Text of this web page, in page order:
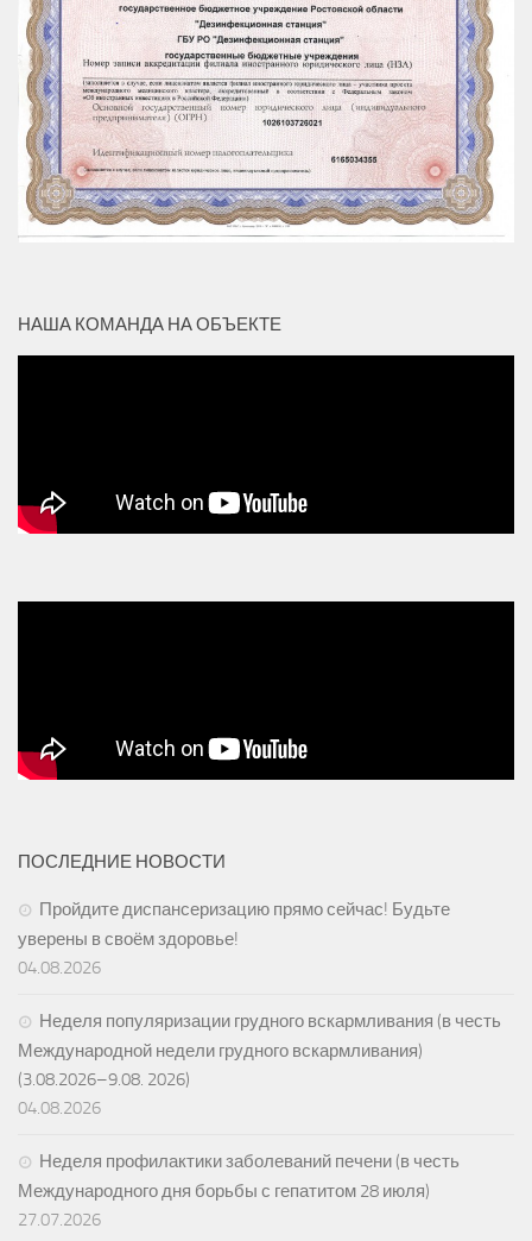
НАША КОМАНДА НА ОБЪЕКТЕ
ПОСЛЕДНИЕ НОВОСТИ
Пройдите диспансеризацию прямо сейчас! Будьте
уверены в своём здоровье!
04.08.2026
Неделя популяризации грудного вскармливания (в честь
Международной недели грудного вскармливания)
(3.08.2026–9.08. 2026)
04.08.2026
Неделя профилактики заболеваний печени (в честь
Международного дня борьбы с гепатитом 28 июля)
27.07.2026